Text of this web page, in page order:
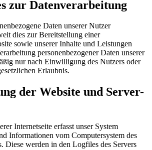
zur Datenverarbeitung
Daten unserer Nutzer
dies zur Bereitstellung einer
sowie unserer Inhalte und Leistungen
personenbezogener Daten unserer
nur nach Einwilligung des Nutzers oder
Erlaubnis.
der Website und Server-
Internetseite erfasst unser System
Informationen vom Computersystem des
Diese werden in den Logfiles des Servers